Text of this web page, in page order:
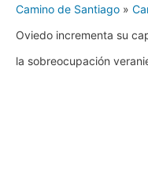
Camino de Santiago »
Oviedo incrementa su
la sobreocupación